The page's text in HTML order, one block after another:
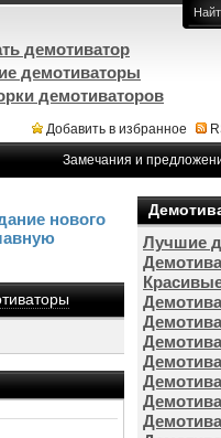
Добавить в избранное
Замечания и
нового
Лучшие
демотиватор
демотиваторы
демотиваторов